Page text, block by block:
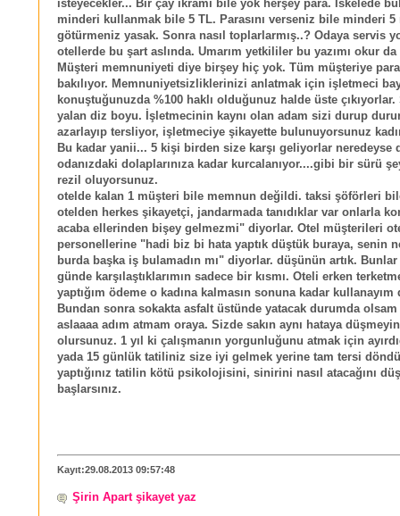
isteyecekler... Bir çay ikramı bile yok herşey para. İskelede
minderi kullanmak bile 5 TL. Parasını verseniz bile minderi
götürmeniz yasak. Sonra nasıl toplarlarmış..? Odaya servis
otellerde bu şart aslında. Umarım yetkililer bu yazımı okur
Müşteri memnuniyeti diye birşey hiç yok. Tüm müşteriye
bakılıyor. Memnuniyetsizliklerinizi anlatmak için işletmeci
konuştuğunuzda %100 haklı olduğunuz halde üste çıkıyorlar.
yalan diz boyu. İşletmecinin kaynı olan adam sizi durup
azarlayıp tersliyor, işletmeciye şikayette bulunuyorsunuz
Bu kadar yanii... 5 kişi birden size karşı geliyorlar neredeyse
odanızdaki dolaplarınıza kadar kurcalanıyor....gibi bir sürü
rezil oluyorsunuz.
otelde kalan 1 müşteri bile memnun değildi. taksi şöförleri
otelden herkes şikayetçi, jandarmada tanıdıklar var onlarla
acaba ellerinden bişey gelmezmi" diyorlar. Otel müşterileri
personellerine "hadi biz bi hata yaptık düştük buraya, senin
burda başka iş bulamadın mı" diyorlar. düşünün artık.
günde karşılaştıklarımın sadece bir kısmı. Oteli erken
yaptığım ödeme o kadına kalmasın sonuna kadar kullanayım
Bundan sonra sokakta asfalt üstünde yatacak durumda
aslaaaa adım atmam oraya. Sizde sakın aynı hataya
olursunuz. 1 yıl ki çalışmanın yorgunluğunu atmak için
yada 15 günlük tatiliniz size iyi gelmek yerine tam tersi
yaptığınız tatilin kötü psikolojisini, sinirini nasıl atacağını
başlarsınız.
Kayıt:29.08.2013 09:57:48
Şirin Apart şikayet yaz